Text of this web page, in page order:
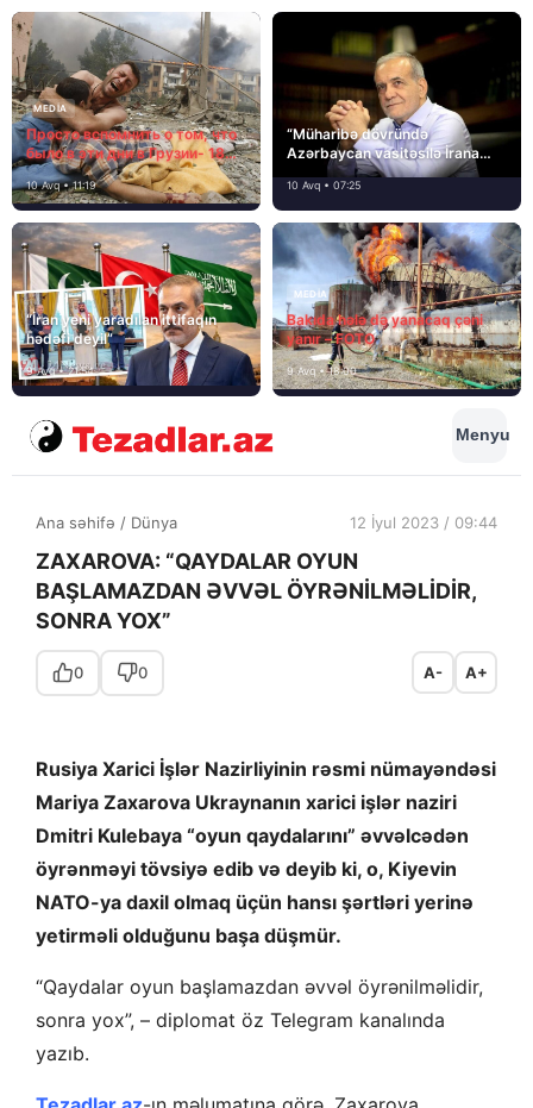
MEDİA
Просто вспомнить о том, что
было в эти дни в Грузии- 18
лет назад, 8 августа 2008
года…
10 Avq • 11:19
“Müharibə dövründə
Azərbaycan vasitəsilə İrana
yardım və dəstək göstərilib”
10 Avq • 07:25
“İran yeni yaradılan ittifaqın
hədəfi deyil”
9 Avq • 21:54
MEDİA
Bakıda hələ də yanacaq çəni
yanır – FOTO
9 Avq • 18:00
Menyu
Ana səhifə / Dünya 12 İyul 2023 / 09:44
ZAXAROVA: “QAYDALAR OYUN
BAŞLAMAZDAN ƏVVƏL ÖYRƏNİLMƏLİDİR,
SONRA YOX”
0 0 A- A+
Rusiya Xarici İşlər Nazirliyinin rəsmi nümayəndəsi
Mariya Zaxarova Ukraynanın xarici işlər naziri
Dmitri Kulebaya “oyun qaydalarını” əvvəlcədən
öyrənməyi tövsiyə edib və deyib ki, o, Kiyevin
NATO-ya daxil olmaq üçün hansı şərtləri yerinə
yetirməli olduğunu başa düşmür.
“Qaydalar oyun başlamazdan əvvəl öyrənilməlidir,
sonra yox”, – diplomat öz Telegram kanalında
yazıb.